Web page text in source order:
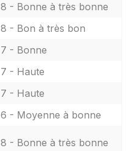
8 - Bonne à très bonne
8 - Bon à très bon
7 - Bonne
7 - Haute
7 - Haute
6 - Moyenne à bonne
8 - Bonne à très bonne